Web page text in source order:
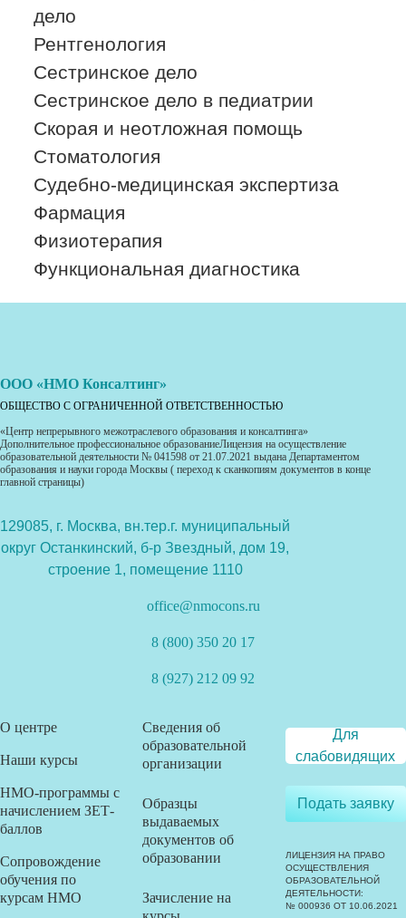
дело
Рентгенология
Сестринское дело
Сестринское дело в педиатрии
Скорая и неотложная помощь
Стоматология
Судебно-медицинская экспертиза
Фармация
Физиотерапия
Функциональная диагностика
ООО «НМО Консалтинг»
ОБЩЕСТВО С ОГРАНИЧЕННОЙ ОТВЕТСТВЕННОСТЬЮ
«Центр непрерывного межотраслевого образования и консалтинга»
Дополнительное профессиональное образованиеЛицензия на осуществление
образовательной деятельности № 041598 от 21.07.2021 выдана Департаментом
образования и науки города Москвы ( переход к сканкопиям документов в конце
главной страницы)
129085, г. Москва, вн.тер.г. муниципальный
округ Останкинский, б-р Звездный, дом 19,
строение 1, помещение 1110
office@nmocons.ru
8 (800) 350 20 17
8 (927) 212 09 92
О центре
Наши курсы
НМО-программы с
начислением ЗЕТ-
баллов
Сопровождение
обучения по
курсам НМО
Сведения об
образовательной
организации
Образцы
выдаваемых
документов об
образовании
Зачисление на
Для
слабовидящих
Подать заявку
ЛИЦЕНЗИЯ НА ПРАВО
ОСУЩЕСТВЛЕНИЯ
ОБРАЗОВАТЕЛЬНОЙ
ДЕЯТЕЛЬНОСТИ:
№ 000936 ОТ 10.06.2021